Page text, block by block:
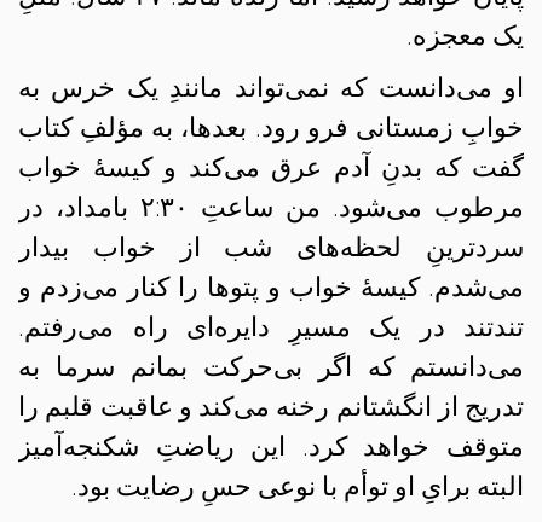
یک معجزه.
او می‌دانست که نمی‌تواند مانندِ یک خرس به
خوابِ زمستانی فرو رود. بعدها، به مؤلفِ کتاب
گفت که بدنِ آدم عرق می‌کند و کیسهٔ خواب
مرطوب می‌شود. من ساعتِ ۲:۳۰ بامداد، در
سردترینِ لحظه‌های شب از خواب بیدار
می‌شدم. کیسهٔ خواب و پتوها را کنار می‌زدم و
تندتند در یک مسیرِ دایره‌ای راه می‌رفتم.
می‌دانستم که اگر بی‌حرکت بمانم سرما به
تدریج از انگشتانم رخنه می‌کند و عاقبت قلبم را
متوقف خواهد کرد. این ریاضتِ شکنجه‌آمیز
البته برایِ او توأم با نوعی حسِ رضایت بود.